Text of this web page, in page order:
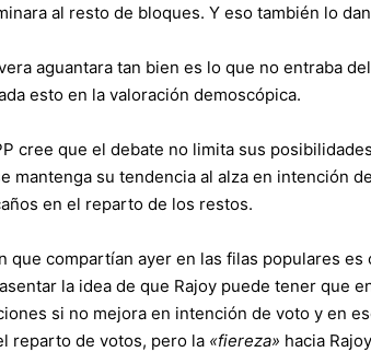
al resto de bloques. Y eso también lo
aguantara tan bien es lo que no entraba
esto en la valoración demoscópica.
cree que el debate no limita sus
mantenga su tendencia al alza en intención
en el reparto de los restos.
que compartían ayer en las filas populares
la idea de que Rajoy puede tener que
si no mejora en intención de voto y en
reparto de votos, pero la «fiereza» hacia